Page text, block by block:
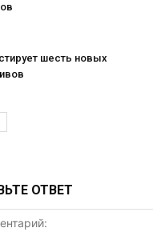
шесть новых
ОТВЕТ